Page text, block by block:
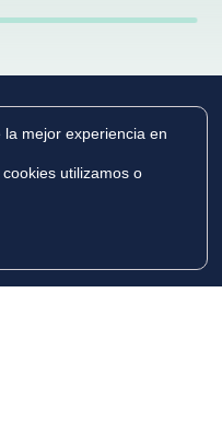
mejor experiencia en
utilizamos o